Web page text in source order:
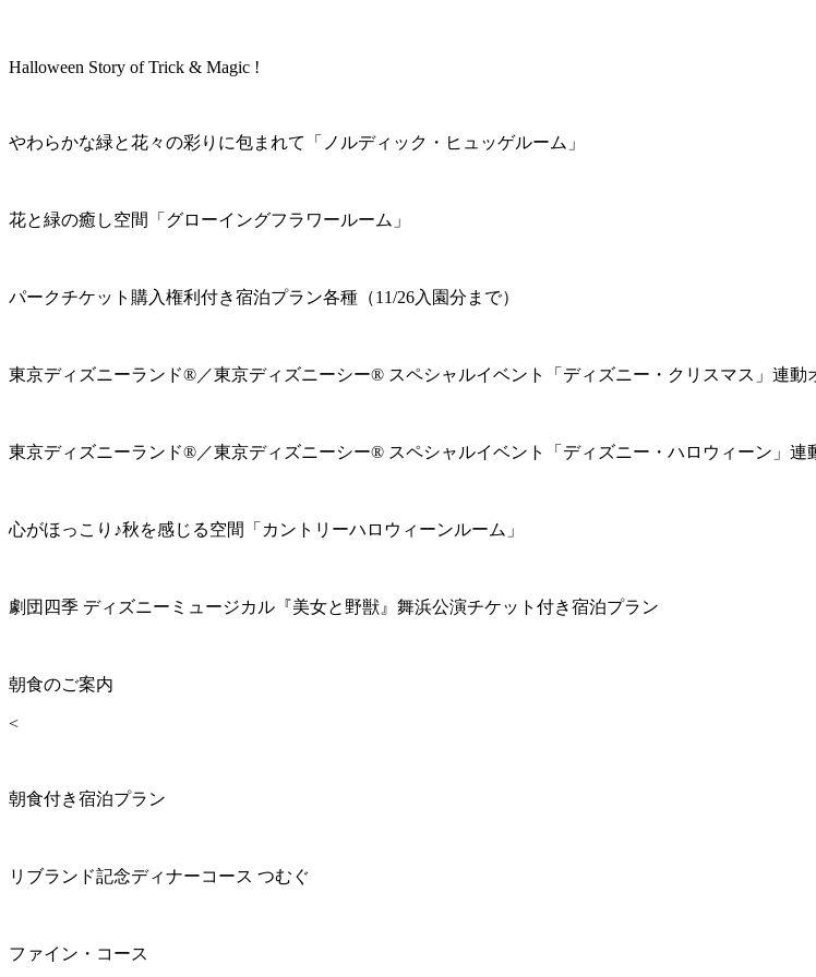
Halloween Story of Trick & Magic !
やわらかな緑と花々の彩りに包まれて「ノルディック・ヒュッゲルーム」
花と緑の癒し空間「グローイングフラワールーム」
パークチケット購入権利付き宿泊プラン各種（11/26入園分まで）
東京ディズニーランド®／東京ディズニーシー® スペシャルイベント「ディズニー・クリスマス」連動
東京ディズニーランド®／東京ディズニーシー® スペシャルイベント「ディズニー・ハロウィーン」連
心がほっこり♪秋を感じる空間「カントリーハロウィーンルーム」
劇団四季 ディズニーミュージカル『美女と野獣』舞浜公演チケット付き宿泊プラン
朝食のご案内
<
朝食付き宿泊プラン
リブランド記念ディナーコース つむぐ
ファイン・コース